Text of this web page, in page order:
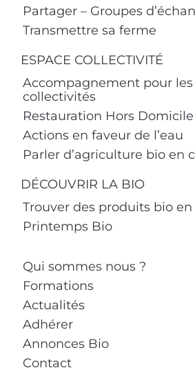
Partager – Groupes
Transmettre sa ferme
ESPACE COLLECTIVITÉ
Accompagnement pour les
collectivités
Restauration Hors Domicile
Actions en faveur de l’eau
Parler d’agriculture bio en
DÉCOUVRIR LA BIO
Trouver des produits bio en
Printemps Bio
Qui sommes nous ?
Formations
Actualités
Adhérer
Annonces Bio
Contact